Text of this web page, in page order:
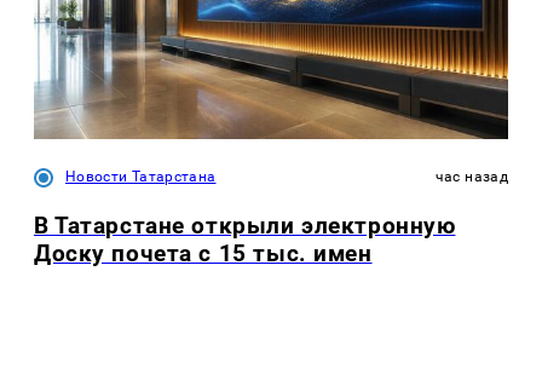
Новости Татарстана час назад
В Татарстане открыли электронную
Доску почета с 15 тыс. имен